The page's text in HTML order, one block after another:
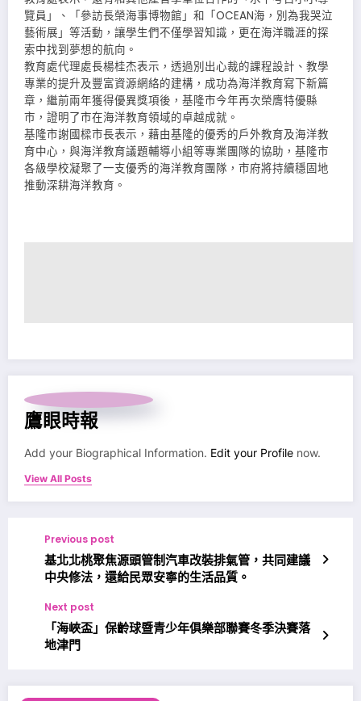
覽員」、「參訪長榮海事博物館」和「OCEAN海，別為我哭泣
藝術展」等活動，讓學生們不僅學習知識，更在海洋職涯的探
索中找到夢想的航向。
教育處代理處長楊桂杰表示，透過別出心裁的課程設計、教學
專業的提升及豐富資源網絡的建構，成功為海洋教育寫下新篇
章，繼前兩年獲得優異獎項後，基隆市今年再次榮膺特優縣
市，證明了市在海洋教育領域的卓越成就。
基隆市謝國樑市長表示，藉由基隆的優秀的戶外教育及海洋教
育中心，與海洋教育議題輔導小組等專業團隊的協助，基隆市
各級學校凝聚了一支優秀的海洋教育團隊，市府將持續穩固地
推動深耕海洋教育。
鷹眼時報
Add your Biographical Information. Edit your Profile now.
View All Posts
Previous post
基北北桃聚焦源頭管制汽車改裝排氣管，共同建議
中央修法，還給民眾安寧的生活品質。
Next post
「海峽盃」保齡球暨青少年俱樂部聯賽冬季決賽落
地津門